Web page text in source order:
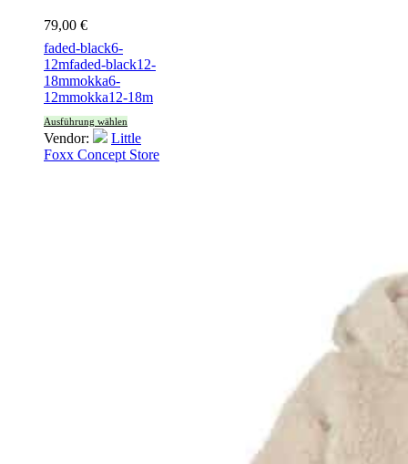
79,00 €
faded-black6-
12mfaded-black12-
18mmokka6-
12mmokka12-18m
Ausführung wählen
Vendor:
Little
Foxx Concept Store